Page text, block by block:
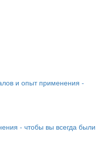
и опыт применения -
- чтобы вы всегда были